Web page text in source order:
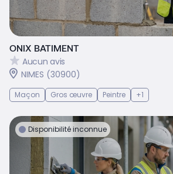
ONIX BATIMENT
Aucun avis
NIMES (30900)
Maçon Gros œuvre Peintre +1
Disponibilité inconnue